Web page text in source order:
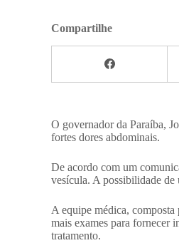
Compartilhe
O governador da Paraíba,
fortes dores abdominais.
De acordo com um
vesícula. A possibilidade de
A equipe médica,
mais exames para fornecer
tratamento.